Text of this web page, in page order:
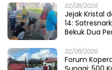
02/08/2026
Jejak Kristal
14:
Bekuk Dua
02/08/2026
Forum